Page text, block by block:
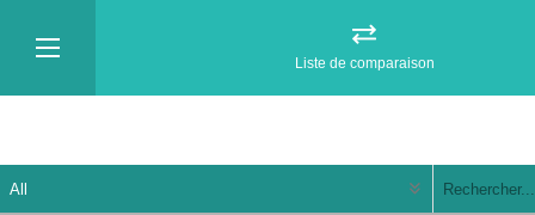
Liste de comparaison